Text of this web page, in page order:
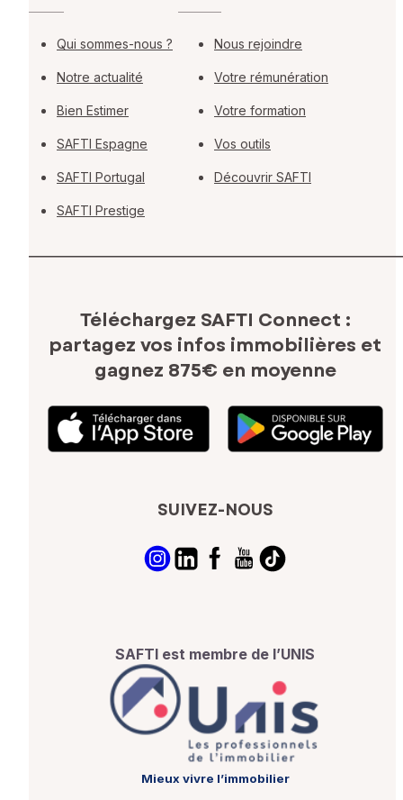
Qui sommes-nous ?
Notre actualité
Bien Estimer
SAFTI Espagne
SAFTI Portugal
SAFTI Prestige
Nous rejoindre
Votre rémunération
Votre formation
Vos outils
Découvrir SAFTI
Téléchargez SAFTI Connect :
partagez vos infos immobilières et
gagnez 875€ en moyenne
SUIVEZ-NOUS
SAFTI est membre de l’UNIS
Mieux vivre l’immobilier